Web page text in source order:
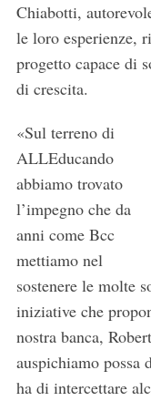
Chiabotti,
le loro esperienze,
progetto capace di
di crescita.
«Sul terreno di
ALLEducando
abbiamo trovato
l’impegno che da
anni come Bcc
mettiamo nel
sostenere le molte
iniziative che
nostra banca,
auspichiamo possa
ha di intercettare